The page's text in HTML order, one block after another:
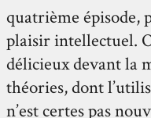
quatrième épisode,
plaisir intellectuel.
délicieux devant la
théories, dont
n’est certes pas